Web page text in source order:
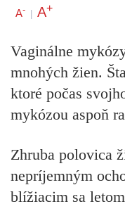
A- | A+
Vaginálne
mnohých žien.
ktoré počas
mykózou aspoň
Zhruba polovica
nepríjemným
blížiacim sa